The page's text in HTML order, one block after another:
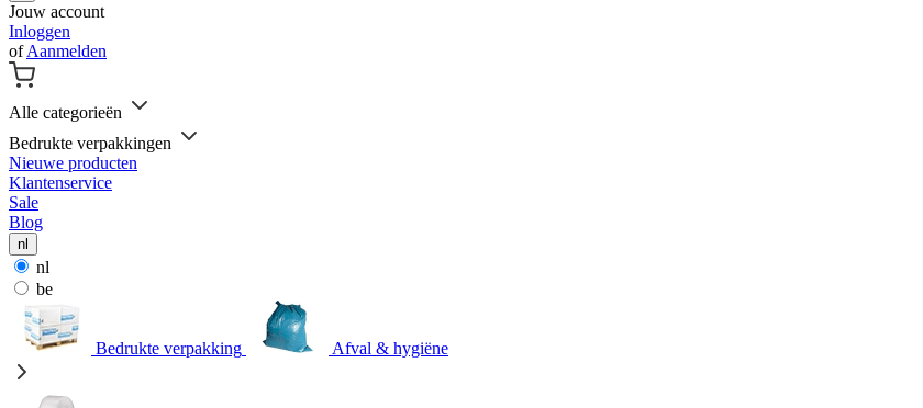
Jouw account
Inloggen
ofAanmelden
Alle categorieën
Bedrukte verpakkingen
Nieuwe producten
Klantenservice
Sale
Blog
nl
nl
be
Bedrukte verpakking Afval & hygiëne